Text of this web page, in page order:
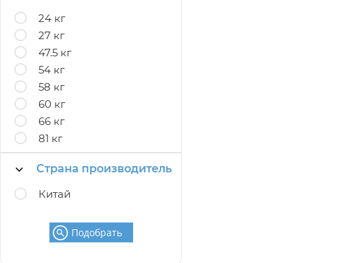
24 кг
27 кг
47.5 кг
54 кг
58 кг
60 кг
66 кг
81 кг
Страна производитель
Китай
Подобрать